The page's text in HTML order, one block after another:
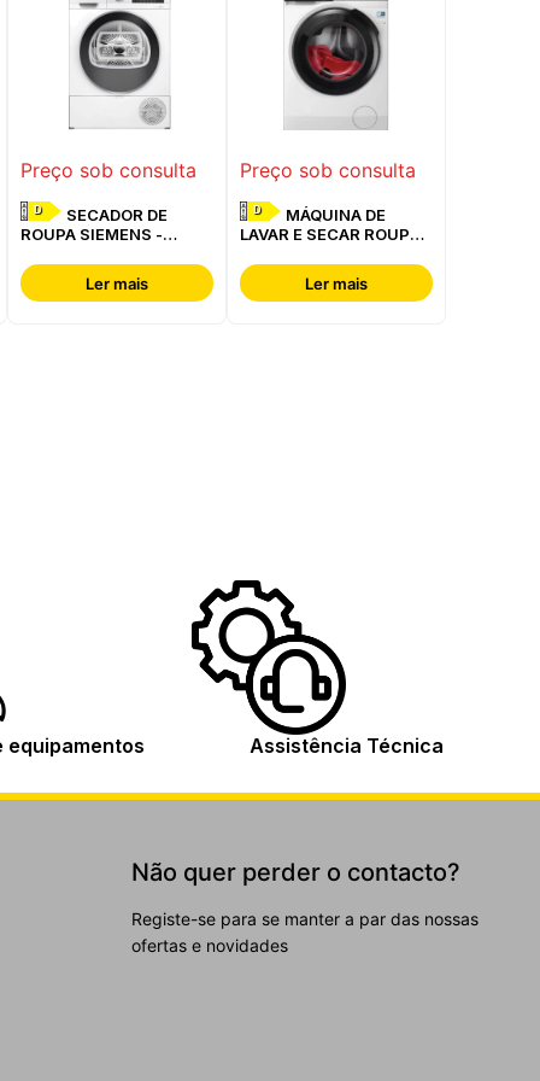
Preço sob consulta
D
ROUPA SIEMENS -
Ler mais
Preço sob consulta
D
LAVAR E SECAR ROUPA
Ler mais
equipamentos Assistência Técnica
Não quer perder o contacto?
Registe-se para se manter a par das nossas
ofertas e novidades